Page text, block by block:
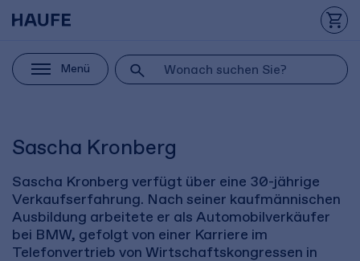
Menü
Sascha Kronberg
Sascha Kronberg verfügt über eine 30-jährige
Verkaufserfahrung. Nach seiner kaufmännischen
Ausbildung arbeitete er als Automobilverkäufer
bei BMW, gefolgt von einer Karriere im
Telefonvertrieb von Wirtschaftskongressen in